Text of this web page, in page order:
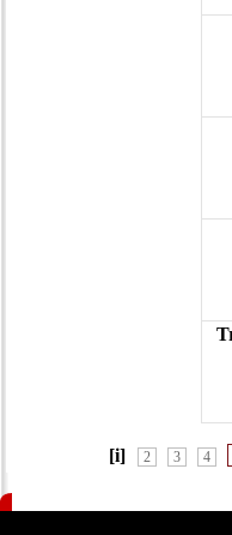
[i] 2 3 4